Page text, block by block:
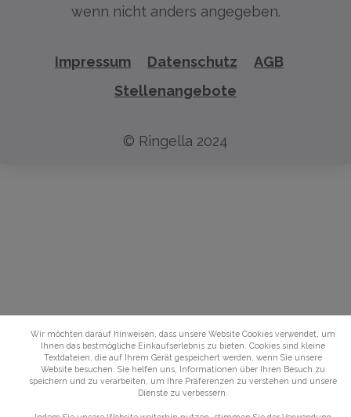
wenn nicht anders angegeben.
Impressum Datenschutz
AGB
Stellenangebote
© Ringella 2024
Wir möchten darauf hinweisen, dass unsere Website Cookies verwendet, um
Ihnen das bestmögliche Einkaufserlebnis zu bieten. Cookies sind kleine
Textdateien, die auf Ihrem Gerät gespeichert werden, wenn Sie unsere
Website besuchen. Sie helfen uns, Informationen über Ihren Besuch zu
speichern und zu verarbeiten, um Ihre Präferenzen zu verstehen und unsere
Dienste zu verbessern.